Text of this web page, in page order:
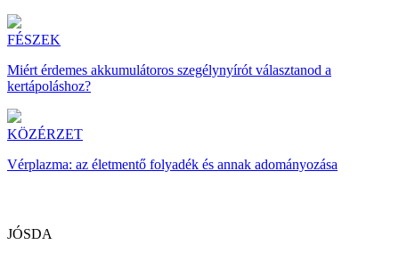
FÉSZEK
Miért érdemes akkumulátoros szegélynyírót választanod a
kertápoláshoz?
KÖZÉRZET
Vérplazma: az életmentő folyadék és annak adományozása
JÓSDA